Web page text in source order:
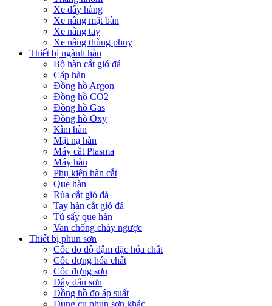
Xe đẩy hàng
Xe nâng mặt bàn
Xe nâng tay
Xe nâng thùng phuy
Thiết bị ngành hàn
Bộ hàn cắt gió đá
Cáp hàn
Đồng hồ Argon
Đồng hồ CO2
Đồng hồ Gas
Đồng hồ Oxy
Kìm hàn
Mặt nạ hàn
Máy cắt Plasma
Máy hàn
Phụ kiện hàn cắt
Que hàn
Rùa cắt gió đá
Tay hàn cắt gió đá
Tủ sấy que hàn
Van chống cháy ngược
Thiết bị phun sơn
Cốc đo độ đậm đặc hóa chất
Cốc đựng hóa chất
Cốc đựng sơn
Dây dẫn sơn
Đồng hồ đo áp suất
Dụng cụ phun sơn khác